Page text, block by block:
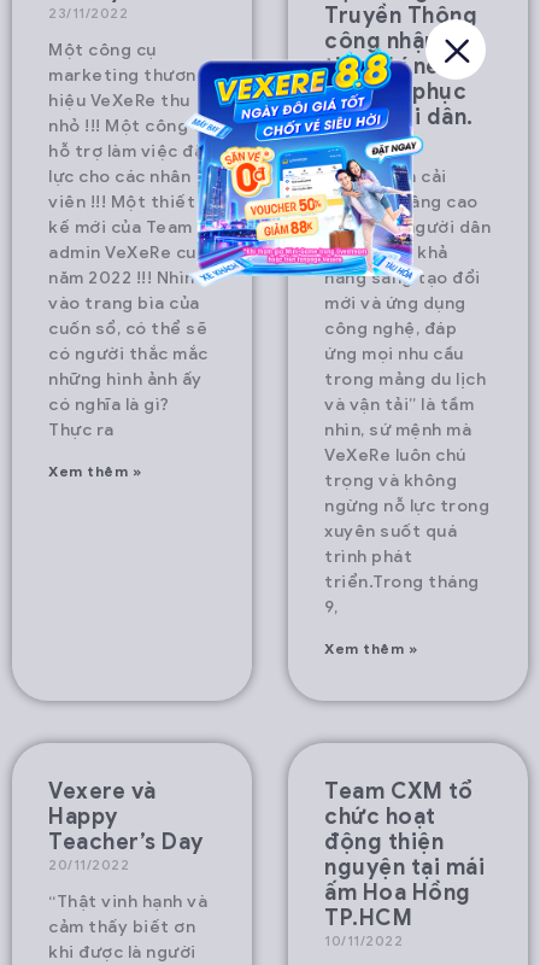
23/11/2022
Một công cụ
marketing thương
hiệu VeXeRe thu
nhỏ !!! Một công cụ
hỗ trợ làm việc đắc
lực cho các nhân
viên !!! Một thiết
kế mới của Team
admin VeXeRe cuối
năm 2022 !!! Nhìn
vào trang bìa của
cuốn sổ, có thể sẽ
có người thắc mắc
những hình ảnh ấy
có nghĩa là gì?
Thực ra
Xem thêm »
Truyền Thông
công nhận đạt
tiêu chí nền
tảng số phục
vụ người dân.
20/11/2022
“Góp phần cải
thiện và nâng cao
đời sống người dân
thông qua khả
năng sáng tạo đổi
mới và ứng dụng
công nghệ, đáp
ứng mọi nhu cầu
trong mảng du lịch
và vận tải” là tầm
nhìn, sứ mệnh mà
VeXeRe luôn chú
trọng và không
ngừng nỗ lực trong
xuyên suốt quá
trình phát
triển.Trong tháng
9,
Xem thêm »
Vexere và
Happy
Teacher’s Day
20/11/2022
“Thật vinh hạnh và
cảm thấy biết ơn
khi được là người
Team CXM tổ
chức hoạt
động thiện
nguyện tại mái
ấm Hoa Hồng
TP.HCM
10/11/2022